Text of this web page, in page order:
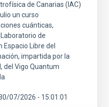
de Canarias (IAC)
un curso
cuánticas,
de
Libre del
impartida por la
del Vigo Quantum
07/2026 - 15:01:01